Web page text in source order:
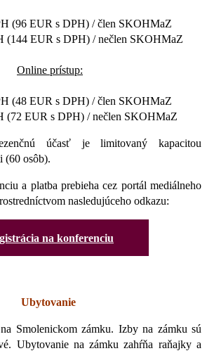
(96 EUR s DPH) / člen SKOHMaZ
(144 EUR s DPH) / nečlen SKOHMaZ
Online prístup:
(48 EUR s DPH) / člen SKOHMaZ
(72 EUR s DPH) / nečlen SKOHMaZ
účasť je limitovaný kapacitou
(60 osôb).
a platba prebieha cez portál mediálneho
nasledujúceho odkazu:
na konferenciu
Ubytovanie
Smolenickom zámku. Izby na zámku sú
Ubytovanie na zámku zahŕňa raňajky a